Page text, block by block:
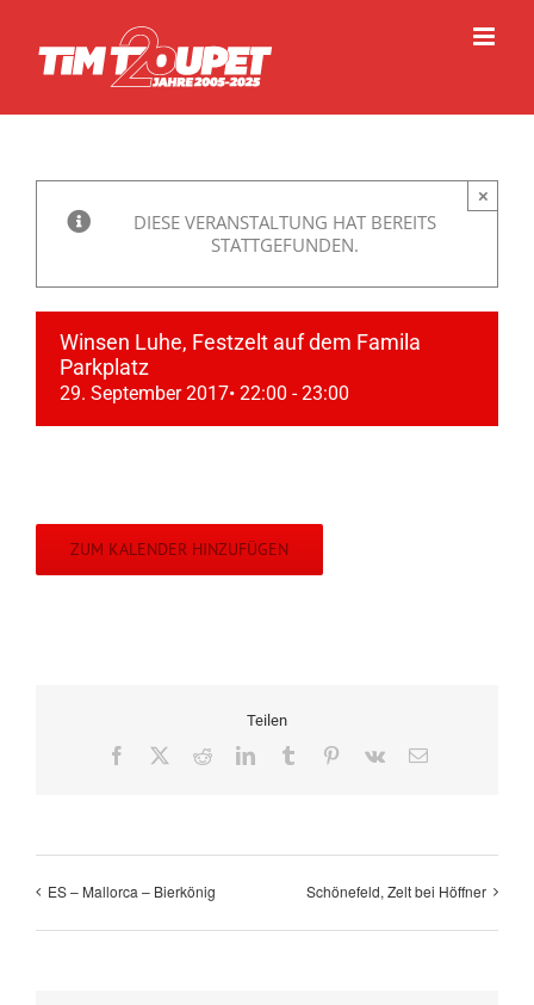
springen
DIESE VERANSTALTUNG HAT BEREITS
STATTGEFUNDEN.
×
Winsen Luhe, Festzelt auf dem Famila
Parkplatz
29. September 2017• 22:00 -23:00
ZUM KALENDER HINZUFÜGEN
Teilen
Facebook RedditLinkedInTumblr Pinterest
Vk
E-
ES – Mallorca – Bierkönig Schönefeld, Zelt bei Höffner